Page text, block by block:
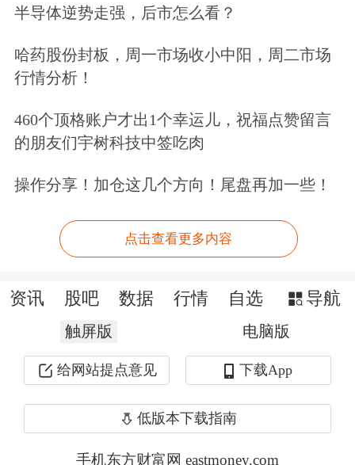
辞职后不在公司担任任何职务。
当日利欧股份董事会审议通过，同意提
任战略与可持续发展委员会委员。
据披露，王聆羽于1999年出生，中国国
至今任利欧香港执行董事；截至目前，
东、实际控制人王相荣系父女关系，与
董事王壮利为叔侄女关系。
此外，为进一步完善公司在境外公开发
行股票并在香港联合交易所有限公司主
板挂牌上市后的公司治理结构，经公司
半导体逆势走强，后市怎么看？
哈药股份封板，周一市场收小中阳，周二市场
行情分析！
460个顶格账户才出1个幸运儿，祝福点赞留言
的朋友们宇树科技中签吃肉
操作分享！加仓这几个方向！尾盘再加一些！
点击查看更多内容
资讯 股吧 数据 行情 自选 导航
触屏版 电脑版
给网站提点意见 下载App
低版本下载指南
手机东方财富网 eastmoney.com